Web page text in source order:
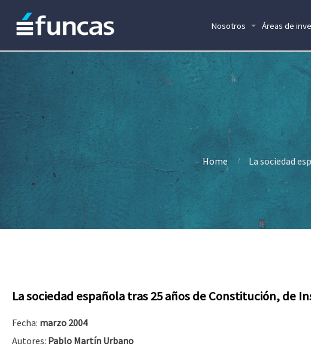
Nosotros Áreas de
Home La sociedad
La sociedad española tras 25 años de Constitución, de
Fecha: marzo 2004
Autores: Pablo Martín Urbano